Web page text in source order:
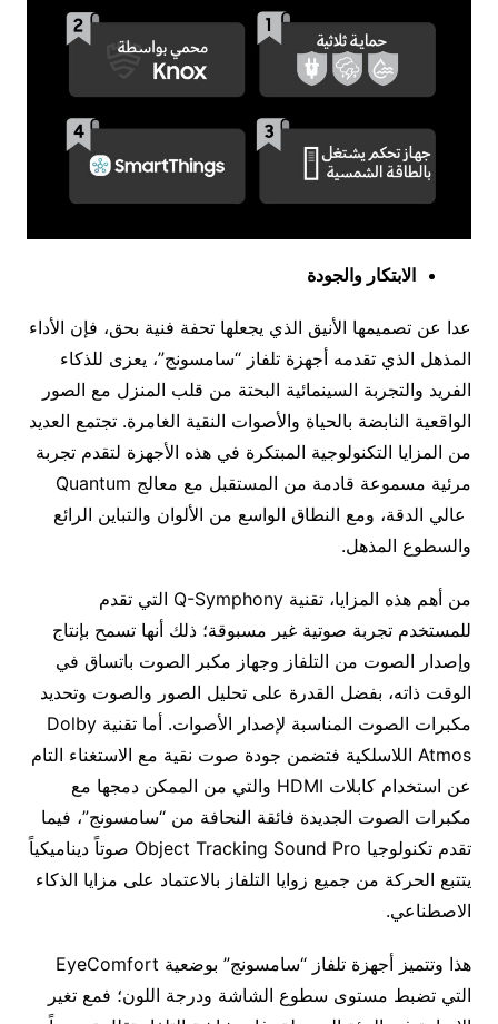
الابتكار والجودة
عدا عن تصميمها الأنيق الذي يجعلها تحفة فنية بحق، فإن الأداء
المذهل الذي تقدمه أجهزة تلفاز “سامسونج”، يعزى للذكاء
الفريد والتجربة السينمائية البحتة من قلب المنزل مع الصور
الواقعية النابضة بالحياة والأصوات النقية الغامرة. تجتمع العديد
من المزايا التكنولوجية المبتكرة في هذه الأجهزة لتقدم تجربة
مرئية مسموعة قادمة من المستقبل مع معالج Quantum
عالي الدقة، ومع النطاق الواسع من الألوان والتباين الرائع
والسطوع المذهل.
من أهم هذه المزايا، تقنية Q-Symphony التي تقدم
للمستخدم تجربة صوتية غير مسبوقة؛ ذلك أنها تسمح بإنتاج
وإصدار الصوت من التلفاز وجهاز مكبر الصوت باتساق في
الوقت ذاته، بفضل القدرة على تحليل الصور والصوت وتحديد
مكبرات الصوت المناسبة لإصدار الأصوات. أما تقنية Dolby
Atmos اللاسلكية فتضمن جودة صوت نقية مع الاستغناء التام
عن استخدام كابلات HDMI والتي من الممكن دمجها مع
مكبرات الصوت الجديدة فائقة النحافة من “سامسونج”، فيما
تقدم تكنولوجيا Object Tracking Sound Pro صوتاً ديناميكياً
يتتبع الحركة من جميع زوايا التلفاز بالاعتماد على مزايا الذكاء
الاصطناعي.
هذا وتتميز أجهزة تلفاز “سامسونج” بوضعية EyeComfort
التي تضبط مستوى سطوع الشاشة ودرجة اللون؛ فمع تغير